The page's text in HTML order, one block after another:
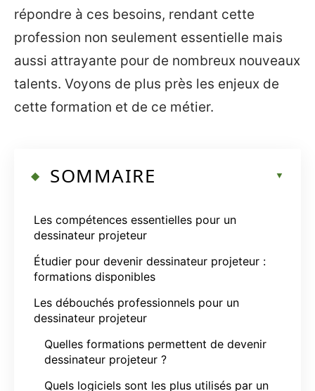
répondre à ces besoins, rendant cette
profession non seulement essentielle mais
aussi attrayante pour de nombreux nouveaux
talents. Voyons de plus près les enjeux de
cette formation et de ce métier.
SOMMAIRE
Les compétences essentielles pour un
dessinateur projeteur
Étudier pour devenir dessinateur projeteur :
formations disponibles
Les débouchés professionnels pour un
dessinateur projeteur
Quelles formations permettent de devenir
dessinateur projeteur ?
Quels logiciels sont les plus utilisés par un